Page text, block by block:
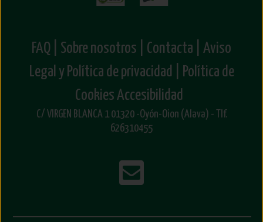
FAQ | Sobre nosotros | Contacta |
Aviso
Legal y Política de privacidad |
Política de
CookiesAccesibilidad
C/ VIRGEN BLANCA 1 01320 -Oyón-Oion (Alava) - Tlf.
626310455